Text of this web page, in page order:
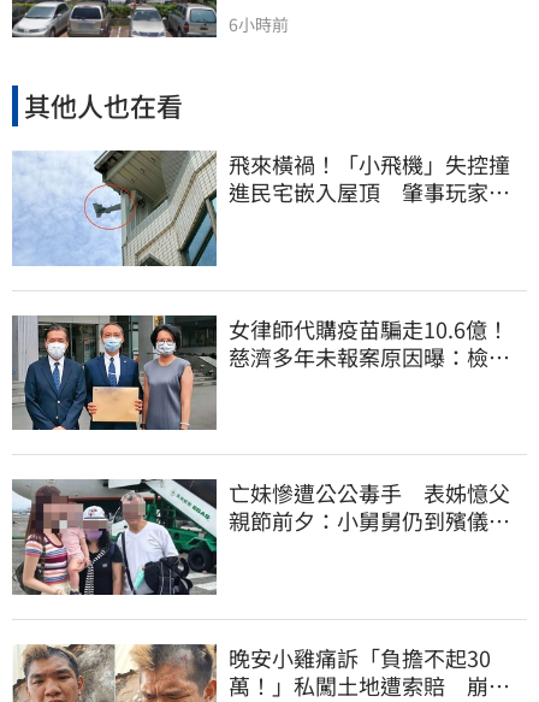
6小時前
其他人也在看
飛來橫禍！「小飛機」失控撞
進民宅嵌入屋頂 肇事玩家疑
女律師代購疫苗騙走10.6億！
慈濟多年未報案原因曝：檢警
亡妹慘遭公公毒手 表姊憶父
親節前夕：小舅舅仍到殯儀館
晚安小雞痛訴「負擔不起30
萬！」私闖土地遭索賠 崩